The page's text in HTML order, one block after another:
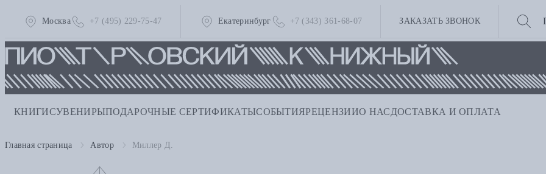
Москва +7 (495) 229-75-47 Екатеринбург +7 (343) 361-68-07 ЗАКАЗАТЬ ЗВОНОК
КНИГИСУВЕНИРЫПОДАРОЧНЫЕ СЕРТИФИКАТЫСОБЫТИЯРЕЦЕНЗИИО НАС ДОСТАВКА И ОПЛАТА
Главная страница Автор Миллер Д.